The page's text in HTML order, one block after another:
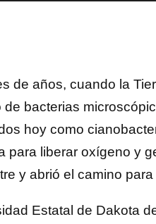
de años, cuando la
bacterias
hoy como
para liberar oxígeno y
y abrió el camino
Estatal de Dakota